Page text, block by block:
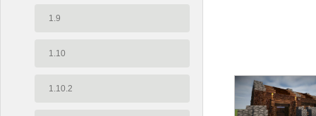
1.9
1.10
1.10.2